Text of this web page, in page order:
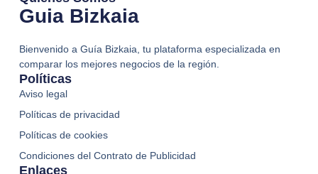
Guia Bizkaia
Bienvenido a Guía Bizkaia, tu plataforma especializada en
comparar los mejores negocios de la región.
Enlaces
Políticas
Aviso legal
Políticas de privacidad
Políticas de cookies
Condiciones del Contrato de Publicidad